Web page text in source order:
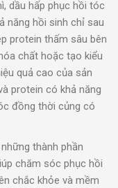
dầu hấp phục hồi tóc
năng hồi sinh chỉ sau
protein thấm sâu bên
chất hoặc tạo kiểu
quả cao của sản
protein có khả năng
đồng thời củng có
thành phần
chăm sóc phục hồi
chắc khỏe và mềm